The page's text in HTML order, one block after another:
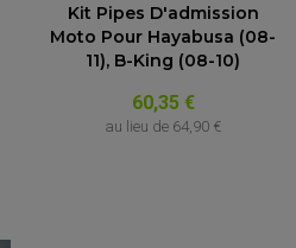
Kit Pipes D'admission
Moto Pour Hayabusa (08-
11), B-King (08-10)
60,35 €
au lieu de 64,90 €